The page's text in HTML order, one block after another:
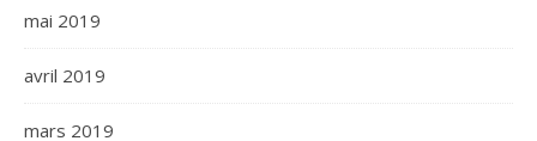
mai 2019
avril 2019
mars 2019